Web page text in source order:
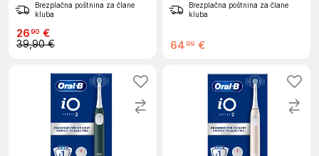
Brezplačna poštnina za člane
kluba
2690 €
39,90 €
Brezplačna poštnina za člane
kluba
64 99 €